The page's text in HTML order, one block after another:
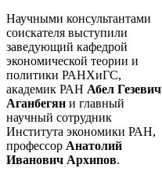
Научными консультантами
соискателя выступили
заведующий кафедрой
экономической теории и
политики РАНХиГС,
академик РАН Абел Гезевич
Аганбегян и главный
научный сотрудник
Института экономики РАН,
профессор Анатолий
Иванович Архипов.